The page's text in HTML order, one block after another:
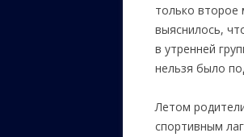
только второе
выяснилось,
в утренней
нельзя было
Летом
спортивным